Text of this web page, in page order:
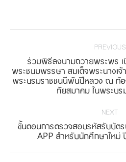
PREVIOUS
ร่วมพิธีลงนามถวายพระพร เ
พระชนมพรรษา สมเด็จพระนางเ
พระบรมราชชนนีพันปีหลวง ณ ท้
ทัยสมาคม ในพระบร
NEXT
ขั้นตอนการตรวจสอบรหัสรับบั
APP สำหรับนักศึกษาใหม่